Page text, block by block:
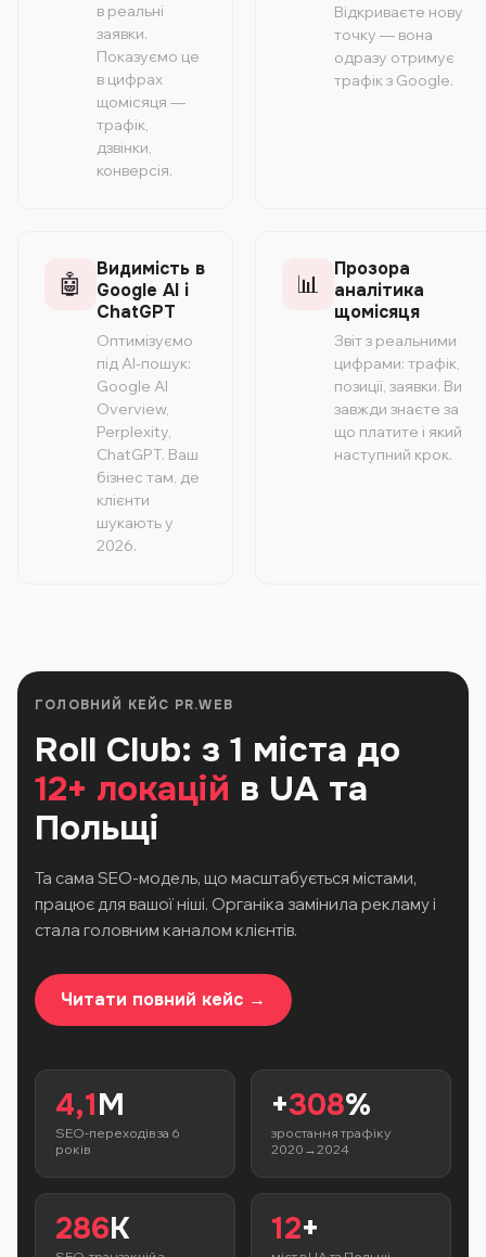
в реальні
заявки.
Показуємо це
в цифрах
щомісяця —
трафік,
дзвінки,
конверсія.
Відкриваєте нову
точку — вона
одразу отримує
трафік з Google.
🤖
Видимість в
Google AI і
ChatGPT
Оптимізуємо
під AI-пошук:
Google AI
Overview,
Perplexity,
ChatGPT. Ваш
бізнес там, де
клієнти
шукають у
2026.
📊
Прозора
аналітика
щомісяця
Звіт з реальними
цифрами: трафік,
позиції, заявки. Ви
завжди знаєте за
що платите і який
наступний крок.
ГОЛОВНИЙ КЕЙС PR.WEB
Roll Club: з 1 міста до
12+ локацій в UA та
Польщі
Та сама SEO-модель, що масштабується містами,
працює для вашої ніші. Органіка замінила рекламу і
стала головним каналом клієнтів.
Читати повний кейс →
4,1M
SEO-переходів за 6
років
+308%
зростання трафіку
2020→2024
286K 12+